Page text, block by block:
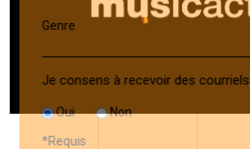
Genre
Je consens à recevoir des courriels
Oui Non
*Requis